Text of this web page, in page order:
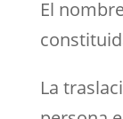
El
La